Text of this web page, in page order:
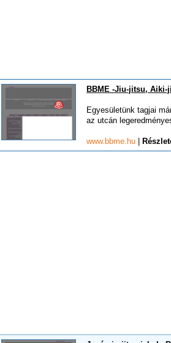
BBME -Jiu-jitsu, Aiki-
Egyesületünk tagjai
az utcán
www.bbme.hu